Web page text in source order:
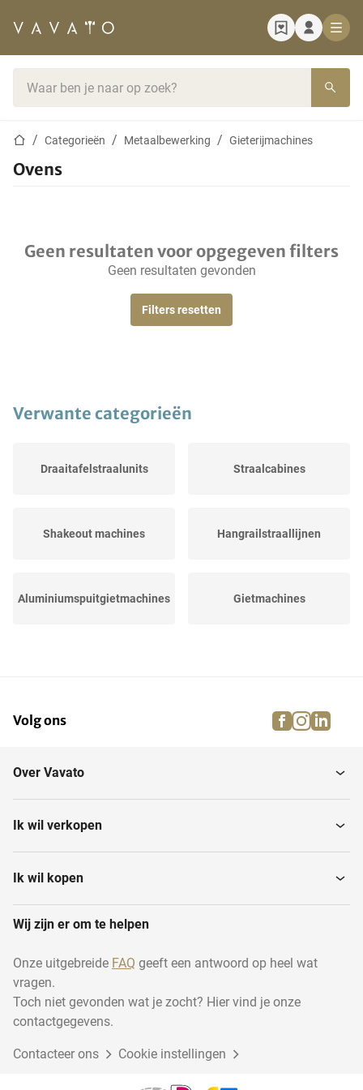
StartpaginaCategorieën Metaalbewerking Gieterijmachines
Ovens
Geen resultaten voor opgegeven filters
Geen resultaten gevonden
Filters resetten
Verwante categorieën
Draaitafelstraalunits Straalcabines
Shakeout machines Hangrailstraallijnen
Aluminiumspuitgietmachines Gietmachines
CNC-gietzandmolens Trommelstraalmachines
Gietextractors
Volg ons facebook
Over Vavato
Ik wil verkopen
Ik wil kopen
Wij zijn er om te helpen
Onze uitgebreide FAQ geeft een antwoord op heel wat
vragen.
Toch niet gevonden wat je zocht? Hier vind je onze
contactgegevens.
Contacteer ons Cookie instellingen